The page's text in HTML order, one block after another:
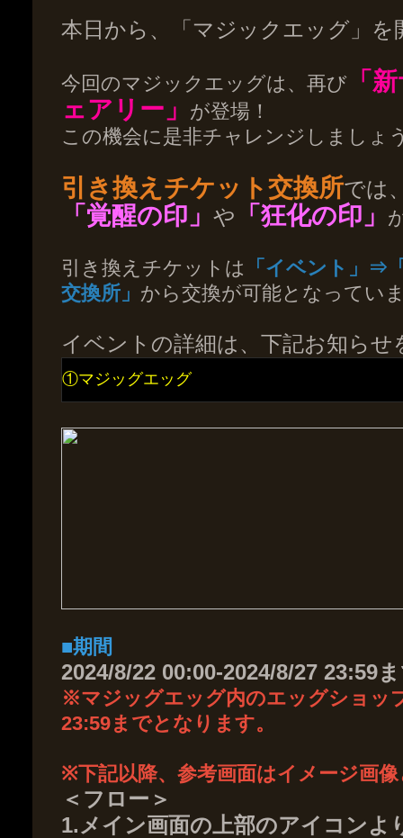
本日から、「マジックエッグ」を
今回のマジックエッグは、再び
「
ェアリー」
が登場！
この機会に是非チャレンジしましょ
引き換えチケット交換所では
「覚醒の印」 や 「狂化の印」
引き換えチケットは
「イベント」⇒
交換所」 から交換が可能となってい
イベントの詳細は、下記お知ら
①マジッグエッグ
■期間
2024/8/22 00:00-2024/8/27 23:59
※マジッグエッグ内のエッグショッ
23:59までとなります。
※下記以降、参考画面はイメージ画
＜フロー＞
1.メイン画面の上部のアイコンよ